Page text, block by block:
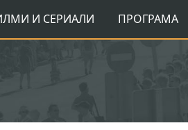
И СЕРИАЛИ ПРОГРАМА